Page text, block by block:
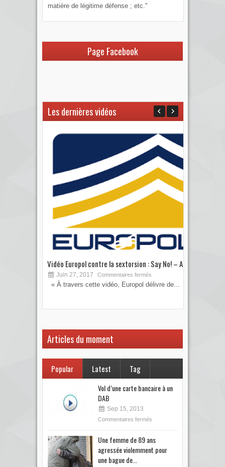
matière de légitime défense ; etc."
Page Facebook
Les dernières vidéos
Vidéo Europol contre la sextorsion : Say No! – A...
Juin 27, 2017 Commentaires fermés
« À travers cette vidéo, Europol délivre de...
Articles du moment
Popular Latest Tag
Vol d’une carte bancaire à un
DAB
Sep 15, 2013
Commentaires fermés
Une femme de 89 ans
agressée violemment pour
une bague de...